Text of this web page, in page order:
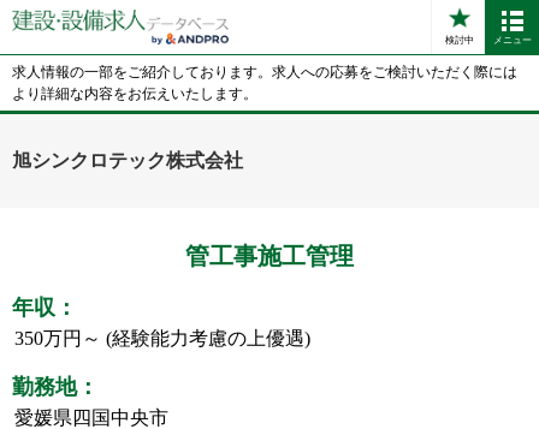
検討中 メニュー
求人情報の一部をご紹介しております。求人への応募をご検討いただく際には
より詳細な内容をお伝えいたします。
旭シンクロテック株式会社
管工事施工管理
年収：
350万円～ (経験能力考慮の上優遇)
勤務地：
愛媛県四国中央市